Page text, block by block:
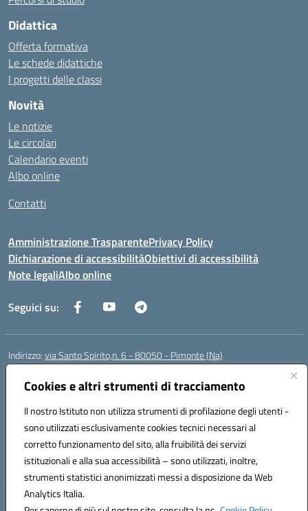
Cookies e altri strumenti di tracciamento
Il nostro Istituto non utilizza strumenti di profilazione degli utenti -
sono utilizzati esclusivamente cookies tecnici necessari al
corretto funzionamento del sito, alla fruibilità dei servizi
istituzionali e alla sua accessibilità – sono utilizzati, inoltre,
strumenti statistici anonimizzati messi a disposizione da Web
Analytics Italia.
Didattica
Offerta formativa
Le schede didattiche
I progetti delle classi
Novità
Le notizie
Le circolari
Calendario eventi
Albo online
Contatti
Amministrazione TrasparentePrivacy Policy
Dichiarazione di accessibilitàObiettivi di accessibilità
Note legaliAlbo online
Seguici su:
Indirizzo:via Santo Spirito,n. 6 - 80050 - Pimonte (Na)
Centralino:
Posta elettronica certificata (PEC):naic86400x@pec.istruzione.it
Codice fiscale: 82008870634
Codice meccanografico:NAIC86400X
Codice Indice delle Pubbliche Amministrazioni (IPA): ISTSC_NAIC86400X
Codice unico di fatturazione (CUF): UF5NKX
Hosting & Powered by 3D Solution S.r.l.